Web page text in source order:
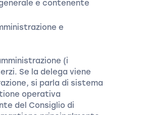
e contenente
e
(i
Se la delega viene
si parla di sistema
operativa
del Consiglio di